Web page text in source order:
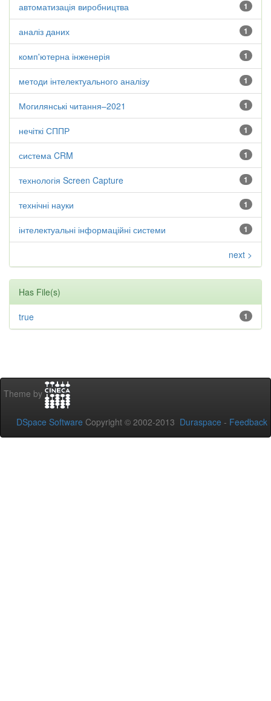
1
автоматизація виробництва
1
аналіз даних
1
комп'ютерна інженерія
1
методи інтелектуального аналізу
1
Могилянські читання–2021
1
нечіткі СППР
1
система CRM
1
технологія Screen Capture
1
технічні науки
1
інтелектуальні інформаційні системи
next >
Has File(s)
1
true
Theme by
DSpace Software Copyright © 2002-2013 Duraspace - Feedback